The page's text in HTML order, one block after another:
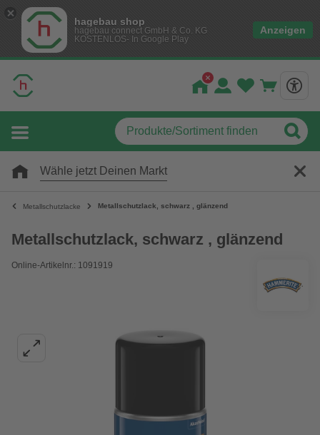
hagebau shop
hagebau connect GmbH & Co. KG
KOSTENLOS- In Google Play
Anzeigen
Wähle jetzt Deinen Markt
Metallschutzlacke Metallschutzlack, schwarz , glänzend
Metallschutzlack, schwarz , glänzend
Online-Artikelnr.: 1091919